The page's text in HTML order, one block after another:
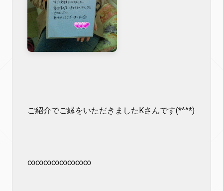
ご紹介でご縁をいただきましたKさんです(*^^*)
∞∞∞∞∞∞∞∞